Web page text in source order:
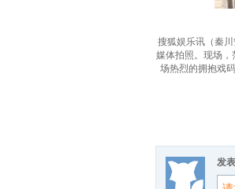
搜狐娱乐讯（秦
媒体拍照。现场
场热烈的拥抱戏
发